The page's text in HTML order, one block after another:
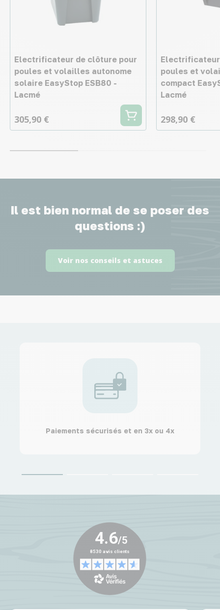
Electrificateur de clôture pour
poules et volailles autonome
solaire EasyStop ESB80 -
Lacmé
305,90 €
poules et
compact
Lacmé
298,90 €
Il est bien normal de se poser des
questions :)
Voir nos conseils et astuces
Paiements sécurisés et en 3x ou 4x